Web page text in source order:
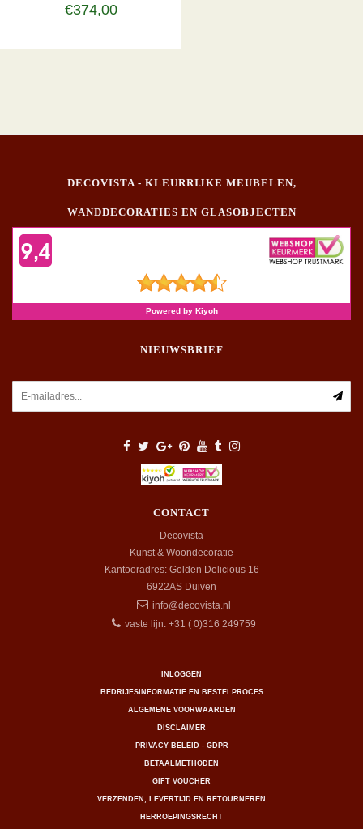
€374,00
DECOVISTA - KLEURRIJKE MEUBELEN,
WANDDECORATIES EN GLASOBJECTEN
NIEUWSBRIEF
CONTACT
Decovista
Kunst & Woondecoratie
Kantooradres: Golden Delicious 16
6922AS Duiven
info@decovista.nl
vaste lijn: +31 ( 0)316 249759
INLOGGEN
BEDRIJFSINFORMATIE EN BESTELPROCES
ALGEMENE VOORWAARDEN
DISCLAIMER
PRIVACY BELEID - GDPR
BETAALMETHODEN
GIFT VOUCHER
VERZENDEN, LEVERTIJD EN RETOURNEREN
HERROEPINGSRECHT